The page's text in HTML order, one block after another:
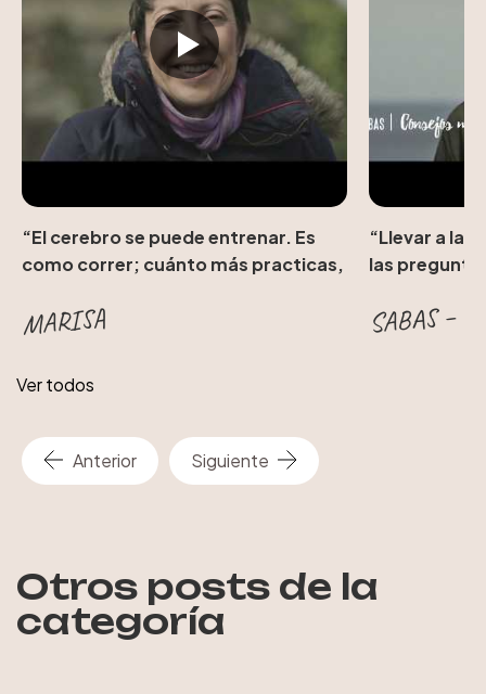
Anterior Siguiente
“El cerebro se puede entrenar. Es
como correr; cuánto más practicas,
MARISA
“Llevar a la
las
SABAS –
Ver todos
Otros posts de la
categoría